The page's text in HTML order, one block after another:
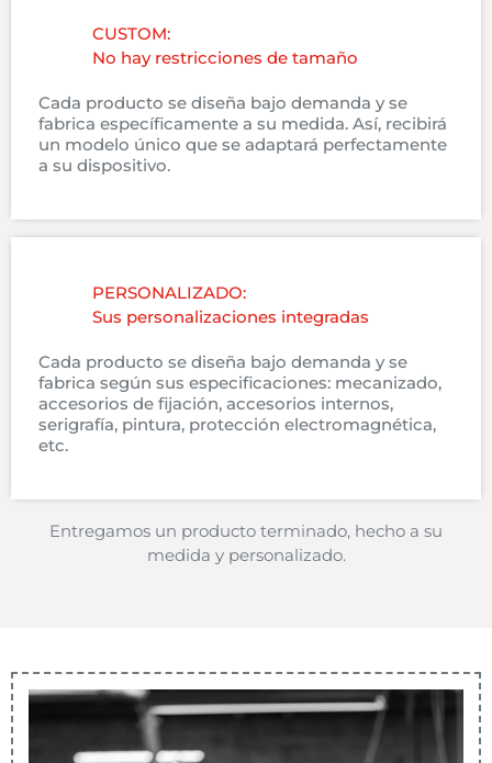
CUSTOM:
No hay restricciones de tamaño
Cada producto se diseña bajo demanda y se
fabrica específicamente a su medida. Así, recibirá
un modelo único que se adaptará perfectamente
a su dispositivo.
PERSONALIZADO:
Sus personalizaciones integradas
Cada producto se diseña bajo demanda y se
fabrica según sus especificaciones: mecanizado,
accesorios de fijación, accesorios internos,
serigrafía, pintura, protección electromagnética,
etc.
Entregamos un producto terminado, hecho a su
medida y personalizado.